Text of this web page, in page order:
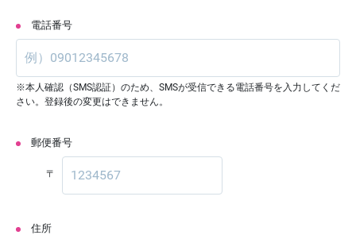
電話番号
※本人確認（SMS認証）のため、SMSが受信できる電話番号を入力してくだ
さい。登録後の変更はできません。
郵便番号
〒
住所